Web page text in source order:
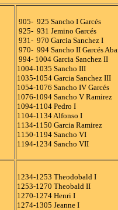
905- 925 Sancho I Garcés
925- 931 Jemino Garcés
931- 970 Garcia Sanchez I
970- 994 Sancho II Garcés
994- 1004 Garcia Sanchez II
1004-1035 Sancho III
1035-1054 Garcia Sanchez III
1054-1076 Sancho IV Garcés
1076-1094 Sancho V Ramirez
1094-1104 Pedro I
1104-1134 Alfonso I
1134-1150 Garcia Ramirez
1150-1194 Sancho VI
1194-1234 Sancho VII
1234-1253 Theodobald I
1253-1270 Theobald II
1270-1274 Henri I
1274-1305 Jeanne I